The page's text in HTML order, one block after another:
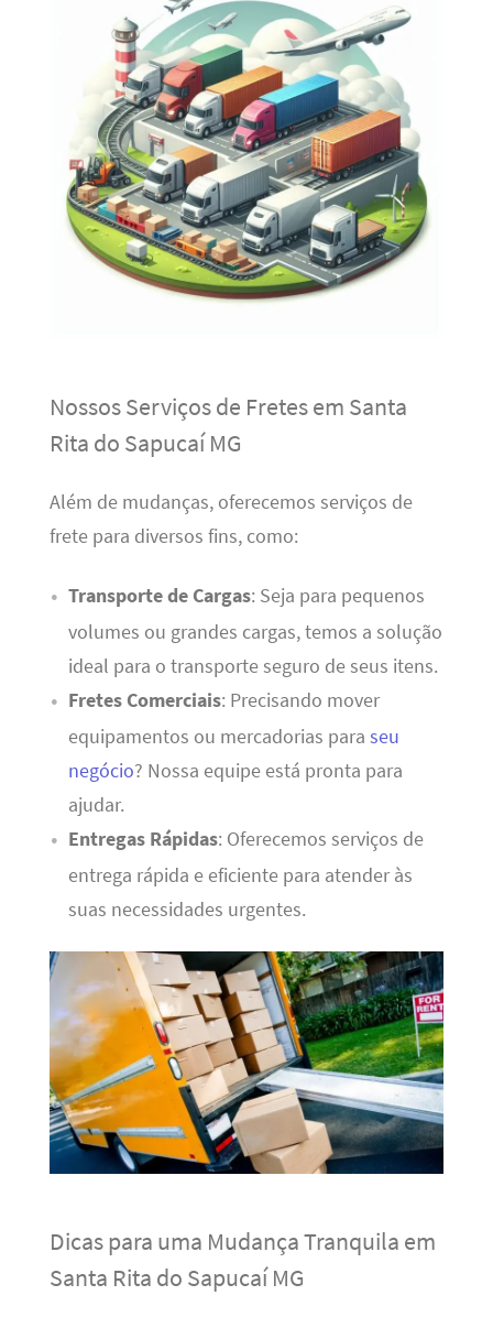
Nossos Serviços de Fretes em Santa
Rita do Sapucaí MG
Além de mudanças, oferecemos serviços de
frete para diversos fins, como:
Transporte de Cargas: Seja para pequenos
volumes ou grandes cargas, temos a solução
ideal para o transporte seguro de seus itens.
Fretes Comerciais: Precisando mover
equipamentos ou mercadorias para seu
negócio? Nossa equipe está pronta para
ajudar.
Entregas Rápidas: Oferecemos serviços de
entrega rápida e eficiente para atender às
suas necessidades urgentes.
Dicas para uma Mudança Tranquila em
Santa Rita do Sapucaí MG